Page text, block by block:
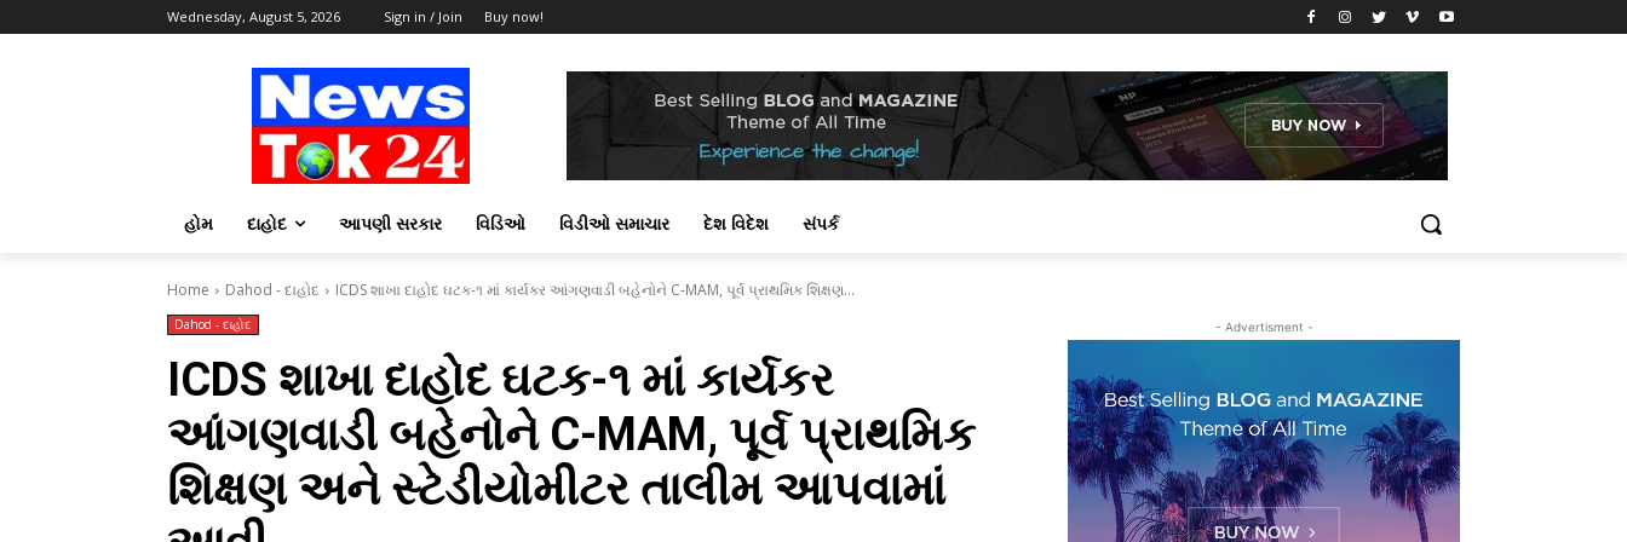
Wednesday, August 5, 2026 Sign in / Join Buy now!
હોમ દાહોદ આપણી સરકાર વિડિઓ વિડીઓ સમાચાર દેશ વિદેશ સંપર્ક
Home Dahod - દાહોદ ICDS શાખા દાહોદ ઘટક-૧ માં કાર્યકર આંગણવાડી બહેનોને C-MAM, પૂર્વ પ્રાથમિક શિક્ષણ...
Dahod - દાહોદ
ICDS શાખા દાહોદ ઘટક-૧ માં કાર્યકર
આંગણવાડી બહેનોને C-MAM, પૂર્વ પ્રાથમિક
શિક્ષણ અને સ્ટેડીયોમીટર તાલીમ આપવામાં
- Advertisment -